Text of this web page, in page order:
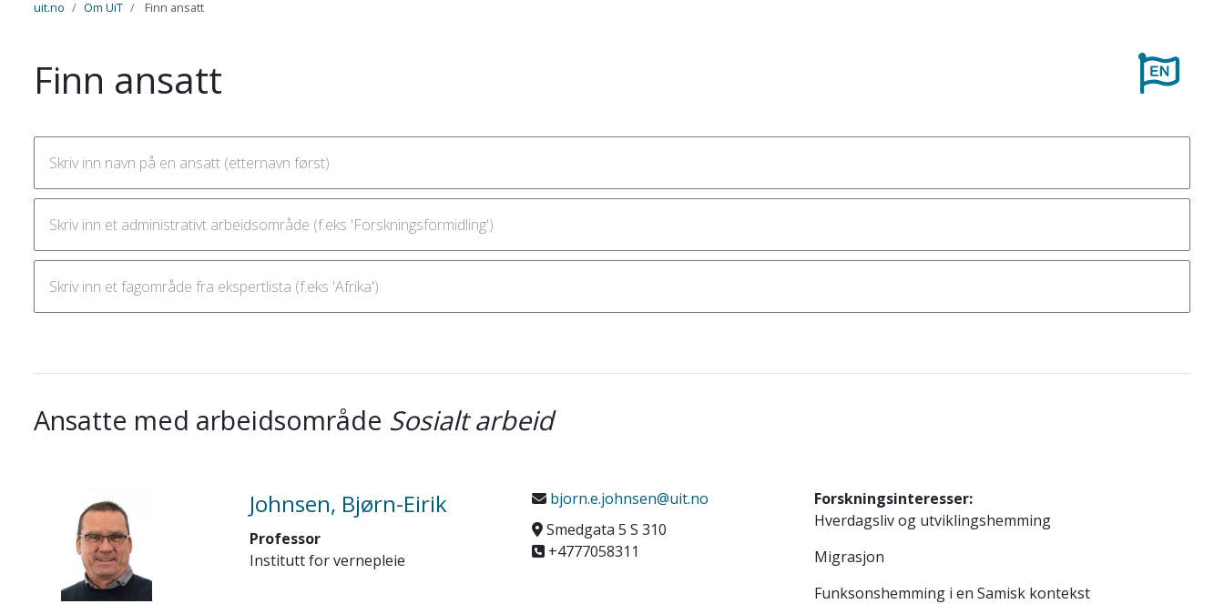
uit.no Om UiT Finn ansatt
Finn ansatt
Ansatte med arbeidsområde Sosialt arbeid
Johnsen, Bjørn-Eirik
Professor
Institutt for vernepleie
bjorn.e.johnsen@uit.no
Smedgata 5 S 310
+4777058311
Forskningsinteresser:
Hverdagsliv og utviklingshemming
Migrasjon
Funksonshemming i en Samisk kontekst